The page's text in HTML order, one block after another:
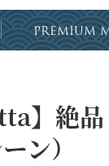
PREMIUM
】絶品
ン）